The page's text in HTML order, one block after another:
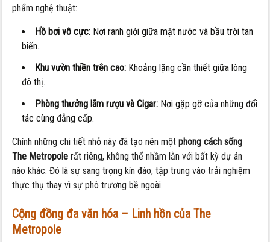
phẩm nghệ thuật:
Hồ bơi vô cực: Nơi ranh giới giữa mặt nước và bầu trời tan
biến.
Khu vườn thiền trên cao: Khoảng lặng cần thiết giữa lòng
đô thị.
Phòng thưởng lãm rượu và Cigar: Nơi gặp gỡ của những đối
tác cùng đẳng cấp.
Chính những chi tiết nhỏ này đã tạo nên mộtphong cách sống
The Metropole rất riêng, không thể nhầm lẫn với bất kỳ dự án
nào khác. Đó là sự sang trọng kín đáo, tập trung vào trải nghiệm
thực thụ thay vì sự phô trương bề ngoài.
Cộng đồng đa văn hóa – Linh hồn của The
Metropole